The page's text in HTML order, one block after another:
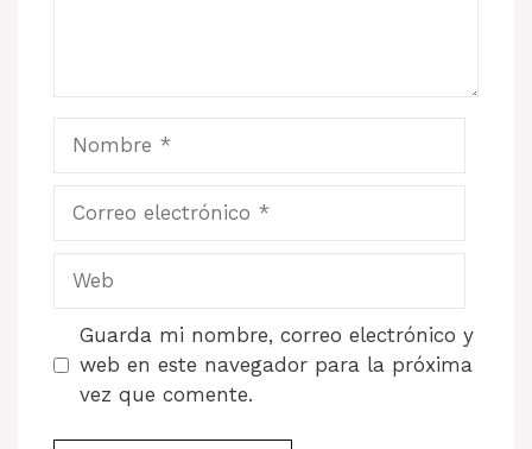
electrónico
Guarda mi nombre, correo electrónico y
web en este navegador para la próxima
vez que comente.